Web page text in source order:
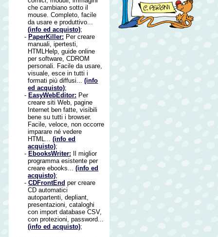
che cambiano sotto il
mouse. Completo, facile
da usare e produttivo...
(info ed acquisto);
- PaperKiller: Per creare
manuali, ipertesti,
HTMLHelp, guide online
per software, CDROM
personali. Facile da usare,
visuale, esce in tutti i
formati più diffusi...(info
ed acquisto);
- EasyWebEditor: Per
creare siti Web, pagine
Internet ben fatte, visibili
bene su tutti i browser.
Facile, veloce, non occorre
imparare né vedere
HTML...(info ed
acquisto);
- EbooksWriter: Il miglior
programma esistente per
creare ebooks...(info ed
acquisto);
- CDFrontEnd per creare
CD automatici
autopartenti, depliant,
presentazioni, cataloghi
con import database CSV,
con protezioni, password...
(info ed acquisto);